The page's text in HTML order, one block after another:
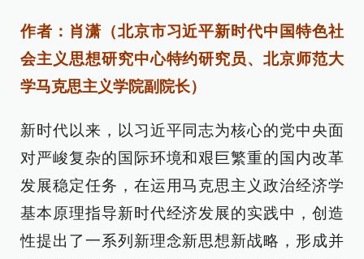
作者：肖潇（北京市习近平新时代中国特色社
会主义思想研究中心特约研究员、北京师范大
学马克思主义学院副院长）
新时代以来，以习近平同志为核心的党中央面
对严峻复杂的国际环境和艰巨繁重的国内改革
发展稳定任务，在运用马克思主义政治经济学
基本原理指导新时代经济发展的实践中，创造
性提出了一系列新理念新思想新战略，形成并